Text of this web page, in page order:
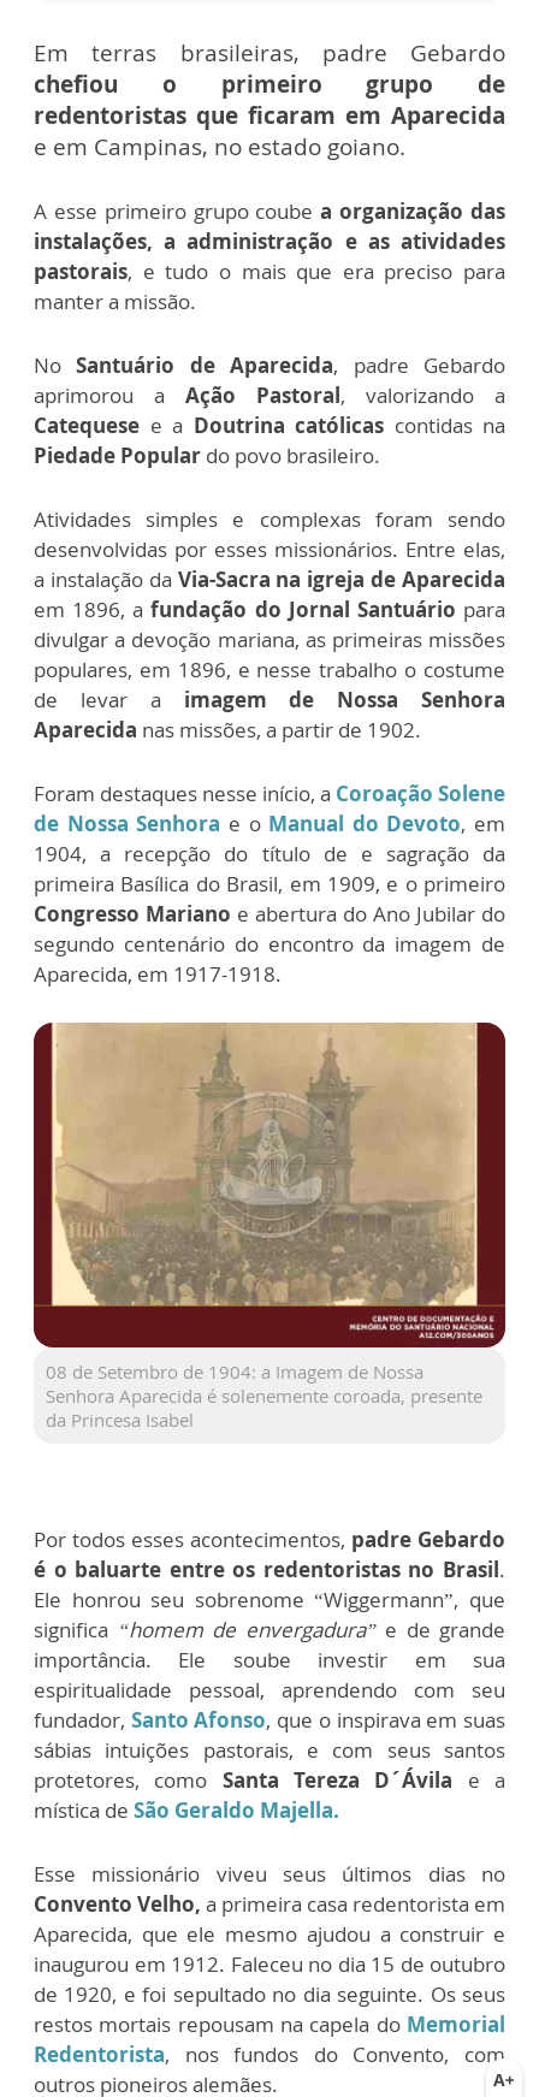
Em terras brasileiras, padre Gebardo
chefiou o primeiro grupo de
redentoristas que ficaram em Aparecida
e em Campinas, no estado goiano.
A esse primeiro grupo coube a organização das
instalações, a administração e as atividades
pastorais, e tudo o mais que era preciso para
manter a missão.
NoSantuário de Aparecida, padre Gebardo
aprimorou a Ação Pastoral, valorizando a
Catequese e a Doutrina católicas contidas na
Piedade Popular do povo brasileiro.
Atividades simples e complexas foram sendo
desenvolvidas por esses missionários. Entre elas,
a instalação da Via-Sacra na igreja de Aparecida
em 1896, afundação do Jornal Santuário para
divulgar a devoção mariana, as primeiras missões
populares, em 1896, e nesse trabalho o costume
de levar a imagem de Nossa Senhora
Aparecida nas missões, a partir de 1902.
Foram destaques nesse início, a Coroação Solene
de Nossa Senhora e o Manual do Devoto, em
1904, a recepção do título de e sagração da
primeira Basílica do Brasil, em 1909, e o primeiro
Congresso Mariano e abertura do Ano Jubilar do
segundo centenário do encontro da imagem de
Aparecida, em 1917-1918.
08 de Setembro de 1904: a Imagem de Nossa
Senhora Aparecida é solenemente coroada, presente
da Princesa Isabel
Por todos esses acontecimentos, padre Gebardo
é o baluarte entre os redentoristas no Brasil.
Ele honrou seu sobrenome “Wiggermann”, que
significa “homem de envergadura”e de grande
importância. Ele soube investir em sua
espiritualidade pessoal, aprendendo com seu
fundador, Santo Afonso, que o inspirava em suas
sábias intuições pastorais, e com seus santos
protetores, como Santa Tereza D´Ávila e a
mística de São Geraldo Majella.
Esse missionário viveu seus últimos dias no
Convento Velho, a primeira casa redentorista em
Aparecida, que ele mesmo ajudou a construir e
inaugurou em 1912. Faleceu no dia 15 de outubro
de 1920, e foi sepultado no dia seguinte. Os seus
restos mortais repousam na capela doMemorial
Redentorista, nos fundos do Convento, com
outros pioneiros alemães.